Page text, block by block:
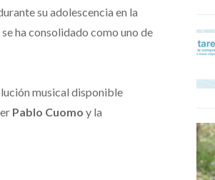
su adolescencia en la
ha consolidado como uno de
musical disponible
Pablo Cuomo y la